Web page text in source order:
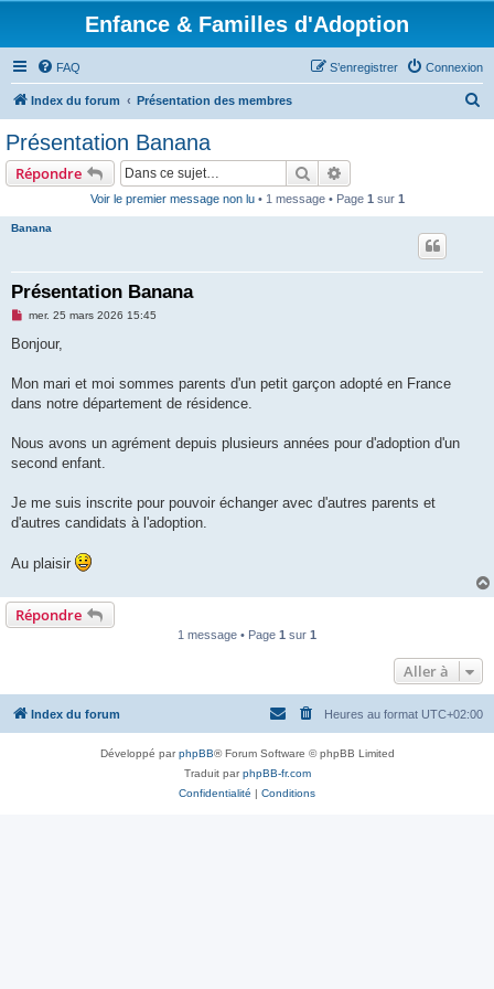
Enfance & Familles d'Adoption
FAQ Connexion
S’enregistrer
Index du forum Présentation des membres
Présentation Banana
Répondre Rechercher
Voir le premier message non lu• 1 message • Page 1 sur 1
Banana
Présentation Banana
M
s
g
n
l
u
mer. 25 mars 2026 15:45
Bonjour,
Mon mari et moi sommes parents d'un petit garçon adopté en France
dans notre département de résidence.
Nous avons un agrément depuis plusieurs années pour d'adoption d'un
second enfant.
Je me suis inscrite pour pouvoir échanger avec d'autres parents et
d'autres candidats à l'adoption.
Au plaisir
Répondre
1 message • Page 1 sur 1
Aller à
Index du forum Heures au format UTC+02:00
Développé parphpBB® Forum Software © phpBB Limited
Traduit parphpBB-fr.com
Confidentialité | Conditions